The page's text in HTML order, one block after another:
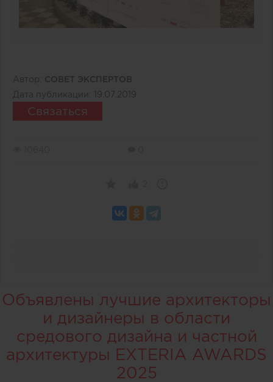
Автор: СОВЕТ ЭКСПЕРТОВ
Дата публикации:
19.07.2019
Связаться
Объявлены лучшие архитекторы
и дизайнеры в области
средового дизайна и частной
архитектуры EXTERIA AWARDS
2025